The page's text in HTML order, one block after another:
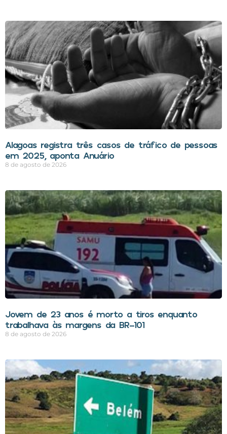
Alagoas registra três casos de tráfico de pessoas
em 2025, aponta Anuário
8 de agosto de 2026
Jovem de 23 anos é morto a tiros enquanto
trabalhava às margens da BR-101
8 de agosto de 2026